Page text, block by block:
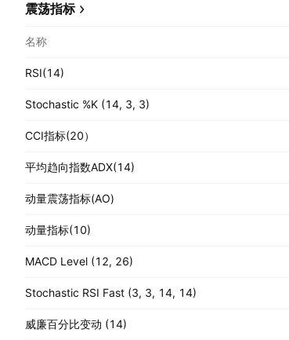
震荡指标
名称
RSI(14)
Stochastic %K (14, 3, 3)
CCI指标(20）
平均趋向指数ADX(14)
动量震荡指标(AO)
动量指标(10)
MACD Level (12, 26)
Stochastic RSI Fast (3, 3, 14, 14)
威廉百分比变动 (14)